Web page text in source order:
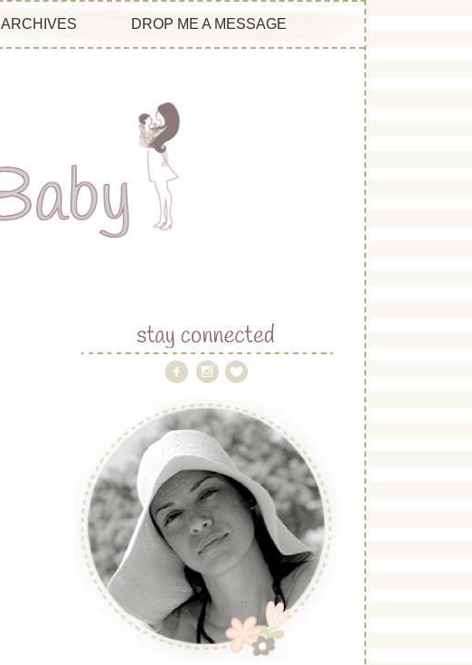
ARCHIVES DROP ME A MESSAGE